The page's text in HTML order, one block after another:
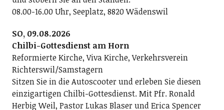
08.00-16.00 Uhr, Seeplatz, 8820 Wädenswil
SO, 09.08.2026
Chilbi-Gottesdienst am Horn
Reformierte Kirche, Viva Kirche, Verkehrsverein
Richterswil/Samstagern
Sitzen Sie in die Autoscooter und erleben Sie diesen
einzigartigen Chilbi-Gottesdienst. Mit Pfr. Ronald
Herbig Weil, Pastor Lukas Blaser und Erica Spencer